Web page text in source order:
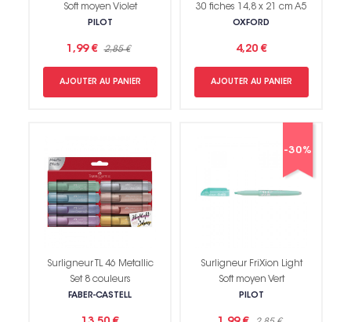
Soft moyen Violet
PILOT
1,99 € 2,85 €
AJOUTER AU PANIER
30 fiches 14,8 x 21 cm A5
OXFORD
4,20 €
AJOUTER AU PANIER
Surligneur TL 46 Metallic
Set 8 couleurs
FABER-CASTELL
-30%
Surligneur FriXion Light
Soft moyen Vert
PILOT